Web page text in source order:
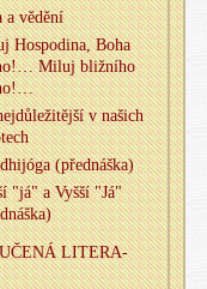
a vě­dě­ní
Hos­po­di­na, Boha
Miluj bliž­ní­ho
v na­šich
(před­náš­ka)
"já" a Vyšší "Já"
LI­TE­RA­